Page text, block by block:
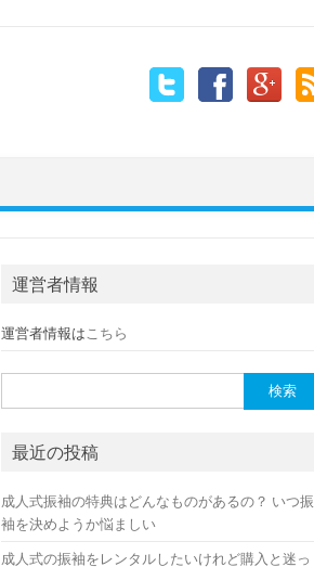
運営者情報
運営者情報は こちら
最近の投稿
成人式振袖の特典はどんなものがあるの？ いつ振
袖を決めようか悩ましい
成人式の振袖をレンタルしたいけれど購入と迷っ